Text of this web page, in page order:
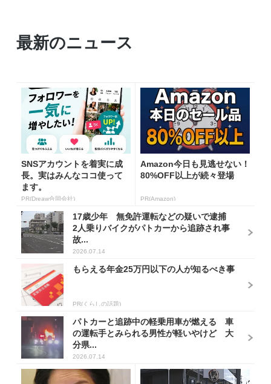
最新のニュース
SNSアカウントを着実に成
長。実はみんなココ使って
ます。
PR(Dreaw合同会社)
Amazon今日も見逃せない！
80%OFF以上が続々登場
PR(Amazon)
17歳少年 無免許運転などの疑いで逮捕
2人乗りバイクがパトカーから追跡され事
故...
2026.07.14
もらえる年金25万円以下の人が知るべき事
PR(くらしの話題)
パトカーと追跡中の軽乗用車が燃える 車
の運転手とみられる男性が軽いやけど 大
分県...
2026.07.14